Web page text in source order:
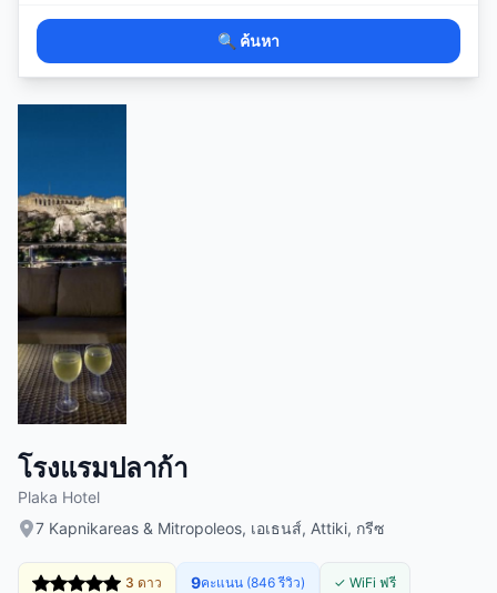
🔍 ค้นหา
โรงแรมปลาก้า
Plaka Hotel
7 Kapnikareas & Mitropoleos, เอเธนส์, Attiki, กรีซ
3 ดาว 9คะแนน (846 รีวิว) ✓ WiFi ฟรี